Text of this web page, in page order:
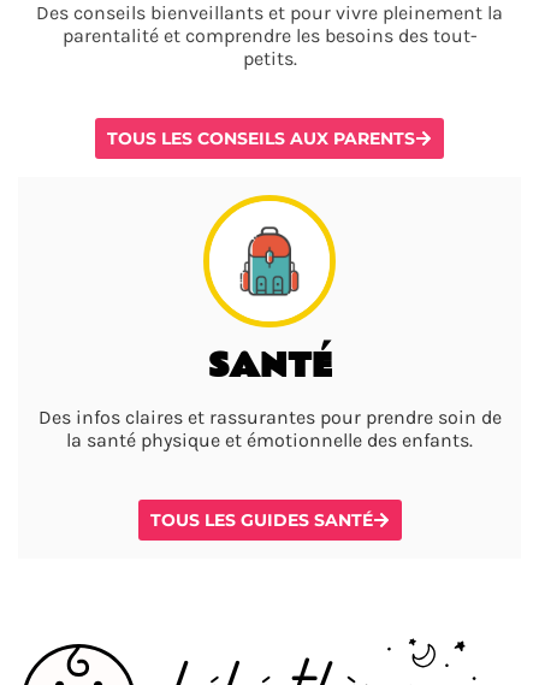
Des conseils bienveillants et pour vivre pleinement la
parentalité et comprendre les besoins des tout-
petits.
TOUS LES CONSEILS AUX PARENTS
SANTÉ
Des infos claires et rassurantes pour prendre soin de
la santé physique et émotionnelle des enfants.
TOUS LES GUIDES SANTÉ